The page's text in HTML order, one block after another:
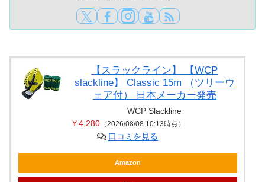
【スラックライン】 【WCP
slackline】 Classic 15m （ツリーウ
ェア付） 日本メーカー発売
WCP Slackline
￥4,280（2026/08/08 10:13時点）
口コミを見る
Amazon